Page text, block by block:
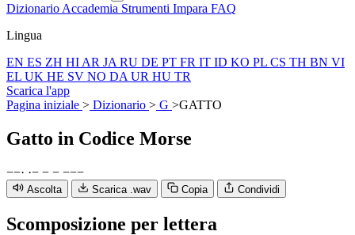
Dizionario Accademia Strumenti Impara FAQ
Lingua
EN ES ZH HI AR JA RU DE PT FR IT ID KO PL CS TH BN VI
EL UK HE SV NO DA UR HU TR
Scarica l'app
Pagina iniziale > Dizionario > G >GATTO
Gatto in Codice Morse
−−· ·− − − −−−
Ascolta Scarica .wav Copia Condividi
Scomposizione per lettera